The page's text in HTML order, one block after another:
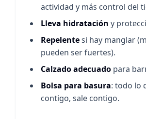
actividad y más control del
Lleva hidratación y
Repelentesi hay manglar
pueden ser fuertes).
Calzado adecuado para
Bolsa para basura: todo lo
contigo, sale contigo.